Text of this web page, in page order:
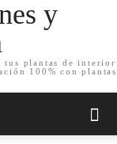
y
tus plantas de interior
100% con plantas